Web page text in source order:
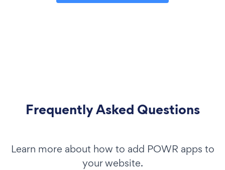
Frequently Asked Questions
Learn more about how to add POWR apps to
your website.